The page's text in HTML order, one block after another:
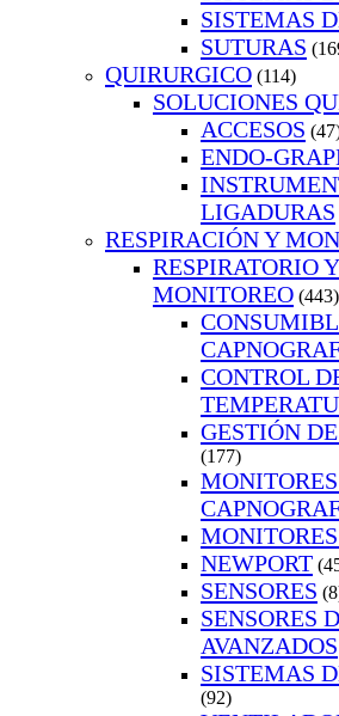
SISTEMAS
SUTURAS
QUIRURGICO (114)
SOLUCIONES
ACCESOS
ENDO-
LIGADURAS
RESPIRACIÓN Y
RESPIRATORIO
MONITOREO (443)
CONTROL
GESTIÓN
(177)
NEWPORT
SENSORES
SENSORES
AVANZADOS
SISTEMAS
(92)